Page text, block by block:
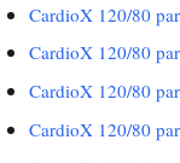
CardioX 120/80
CardioX 120/80
CardioX 120/80
CardioX 120/80